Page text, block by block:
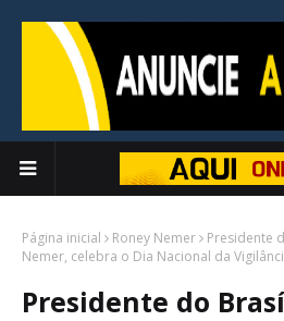
Página inicial Roney Nemer
Presidente
Nemer, celebra o Dia Nacional da
Presidente do